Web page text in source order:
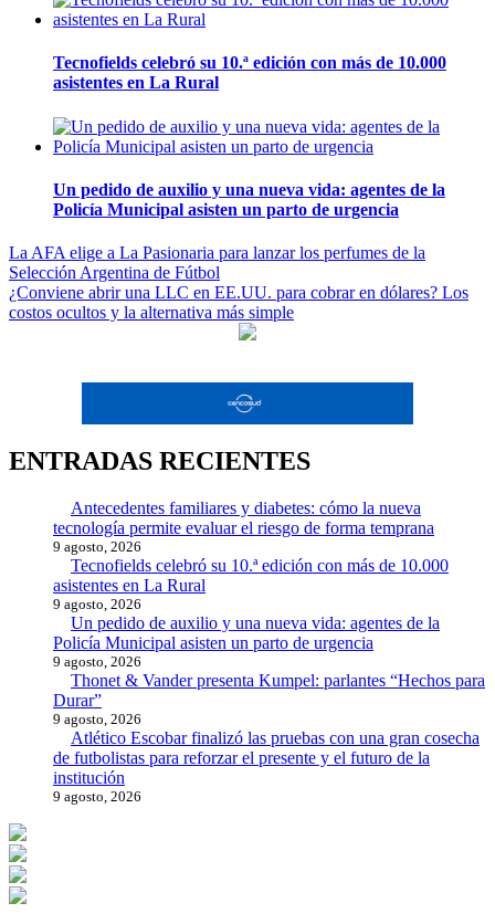
Tecnofields celebró su 10.ª edición con más de 10.000
asistentes en La Rural
Un pedido de auxilio y una nueva vida: agentes de la
Policía Municipal asisten un parto de urgencia
Navegación
de
entradas
La AFA elige a La Pasionaria para lanzar los perfumes de la
Selección Argentina de Fútbol
¿Conviene abrir una LLC en EE.UU. para cobrar en dólares? Los
costos ocultos y la alternativa más simple
ENTRADAS RECIENTES
Antecedentes familiares y diabetes: cómo la nueva
tecnología permite evaluar el riesgo de forma temprana
9 agosto, 2026
Tecnofields celebró su 10.ª edición con más de 10.000
asistentes en La Rural
9 agosto, 2026
Un pedido de auxilio y una nueva vida: agentes de la
Policía Municipal asisten un parto de urgencia
9 agosto, 2026
Thonet & Vander presenta Kumpel: parlantes “Hechos para
Durar”
9 agosto, 2026
Atlético Escobar finalizó las pruebas con una gran cosecha
de futbolistas para reforzar el presente y el futuro de la
institución
9 agosto, 2026